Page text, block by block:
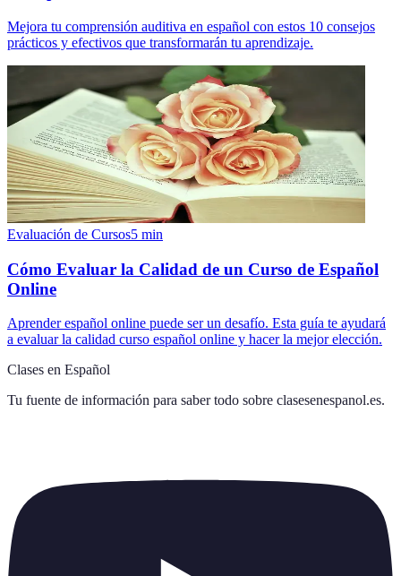
Mejora tu comprensión auditiva en español con estos 10 consejos
prácticos y efectivos que transformarán tu aprendizaje.
Evaluación de Cursos5 min
Cómo Evaluar la Calidad de un Curso de Español
Online
Aprender español online puede ser un desafío. Esta guía te ayudará
a evaluar la calidad curso español online y hacer la mejor elección.
Clases en Español
Tu fuente de información para saber todo sobre clasesenespanol.es.